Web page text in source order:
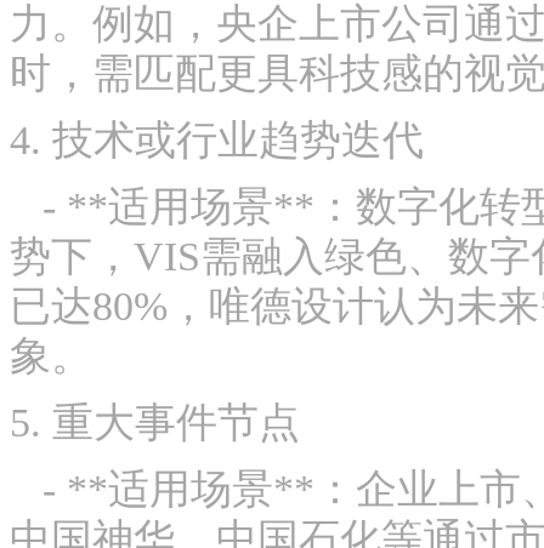
力。例如，央企上市公司通
时，需匹配更具科技感的视
4. 技术或行业趋势迭代
- **适用场景**：数字化转
势下，VIS需融入绿色、数
已达80%，唯德设计认为未
象。
5. 重大事件节点
- **适用场景**：企业上市